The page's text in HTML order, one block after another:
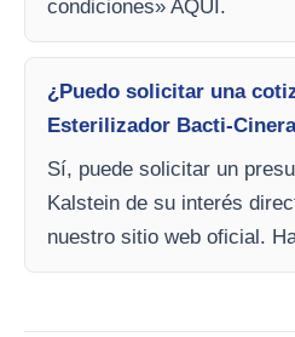
condiciones» AQUI.
¿Puedo solicitar una
Esterilizador Bacti-
Sí, puede solicitar un
Kalstein de su interés
nuestro sitio web oficial.